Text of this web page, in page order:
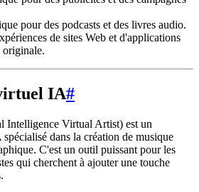
pour des podcasts et des livres audio.
de sites Web et d'applications
originale.
IA#
Virtual Artist) est un
dans la création de musique
C'est un outil puissant pour les
qui cherchent à ajouter une touche